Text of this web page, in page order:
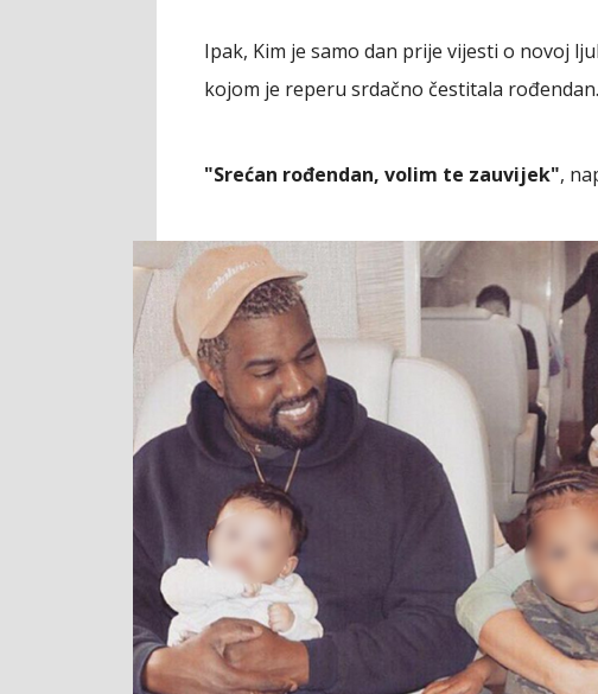
Ipak, Kim je samo dan prije vijesti o novoj
kojom je reperu srdačno čestitala rođendan.
"Srećan rođendan, volim te zauvijek",